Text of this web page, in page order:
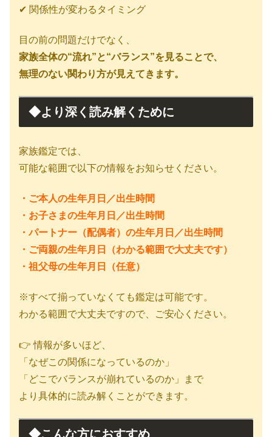
✔ 関係性が変わるタイミング
目の前の問題だけでなく、
家族全体の“流れ”と“バランス”を見ることで、
無理のない関わり方が見えてきます。
◆より深く読み解くために
家族鑑定では、
可能な範囲で以下の情報をお知らせください。
・ご本人の生年月日／出生時間
・お子さまの生年月日／出生時間
・パートナー（配偶者）の生年月日／出生時間
・ご両親の生年月日（わかる範囲で大丈夫です）
・祖父母の生年月日（任意）
※すべて揃っていなくても鑑定は可能です。
わかる範囲で大丈夫ですので、ご安心ください。
👉 情報が多いほど、
「なぜこの関係になっているのか」
「どこでバランスが崩れているのか」まで
より具体的に読み解くことができます。
◆こんな方におすすめ